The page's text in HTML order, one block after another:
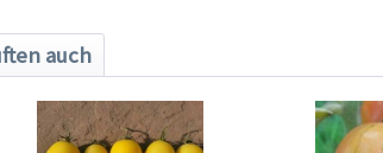
auch